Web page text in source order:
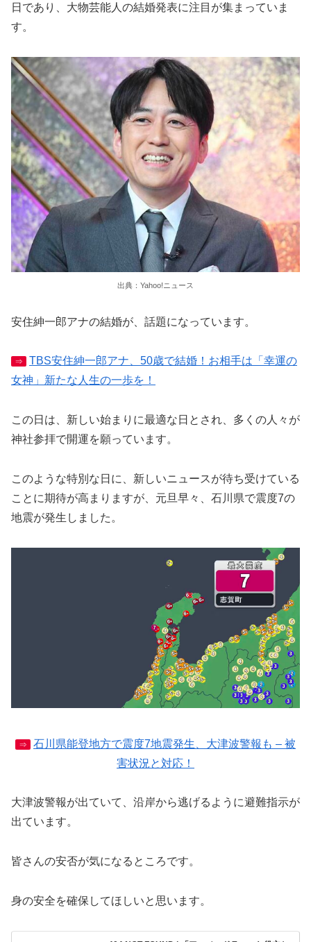
日であり、大物芸能人の結婚発表に注目が集まっていま
す。
出典：Yahoo!ニュース
安住紳一郎アナの結婚が、話題になっています。
⇒
TBS安住紳一郎アナ、50歳で結婚！お相手は「幸運の
女神」新たな人生の一歩を！
この日は、新しい始まりに最適な日とされ、多くの人々が
神社参拝で開運を願っています。
このような特別な日に、新しいニュースが待ち受けている
ことに期待が高まりますが、元旦早々、石川県で震度7の
地震が発生しました。
⇒
石川県能登地方で震度7地震発生、大津波警報も – 被
害状況と対応！
大津波警報が出ていて、沿岸から逃げるように避難指示が
出ています。
皆さんの安否が気になるところです。
身の安全を確保してほしいと思います。